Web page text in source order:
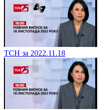
ТСН за 2022.11.18